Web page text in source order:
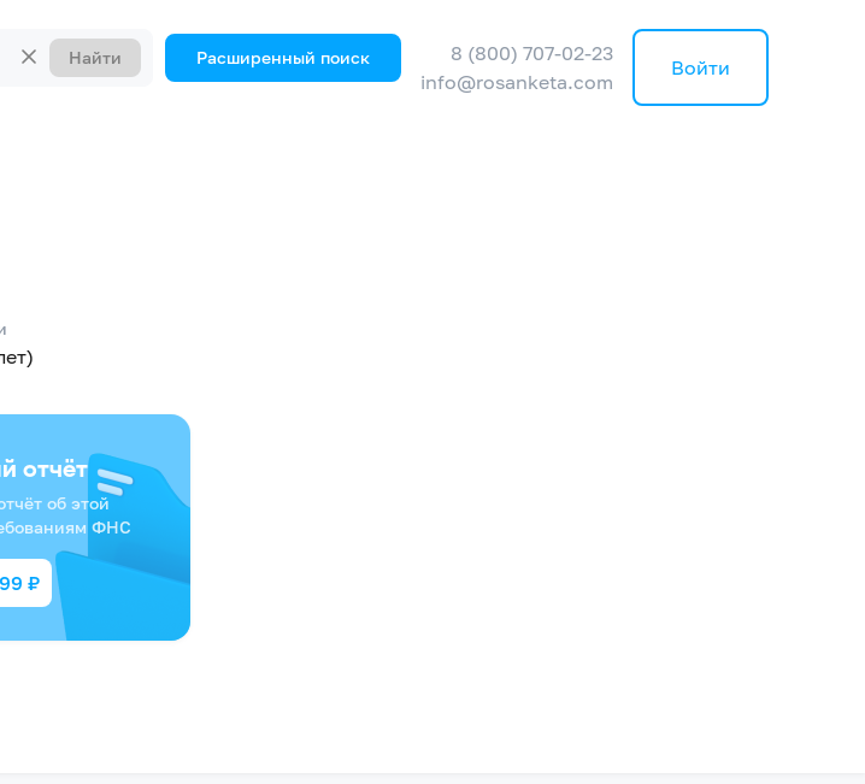
Найти Расширенный поиск
8 (800) 707-02-23
info@rosanketa.com
Войти
отчёт
об этой
ФНС
₽